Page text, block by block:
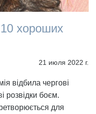
хороших
21 июля 2022 г.
відбила чергові
розвідки боєм.
для